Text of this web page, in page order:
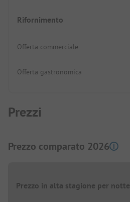
Rifornimento
Offerta commerciale
Offerta gastronomica
Prezzi
Prezzo comparato 2026
Prezzo in alta stagione per notte